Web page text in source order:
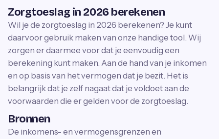
Zorgtoeslag in 2026 berekenen
Wil je de zorgtoeslag in 2026 berekenen? Je kunt
daarvoor gebruik maken van onze handige tool. Wij
zorgen er daarmee voor dat je eenvoudig een
berekening kunt maken. Aan de hand van je inkomen
en op basis van het vermogen dat je bezit. Het is
belangrijk dat je zelf nagaat dat je voldoet aan de
voorwaarden die er gelden voor de zorgtoeslag.
Bronnen
De inkomens- en vermogensgrenzen en